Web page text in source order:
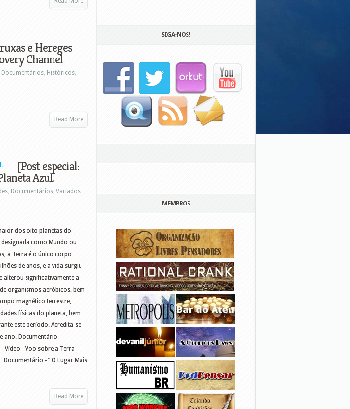
e Hereges
Channel
Documentários, Históricos,
Read More
[Post especial:
Azul.
, Documentários, Variados,
dos oito planetas do
como Mundo ou
a Terra é o único corpo
de anos, e a vida surgiu
alterou significativamente a
organismos aeróbicos, bem
magnético terrestre,
físicas do planeta, bem
este período. Acredita-se
ano. Documentário -
- Voo sobre a Terra
- ” O Lugar Mais
Read More
SIGA-NOS!
MEMBROS